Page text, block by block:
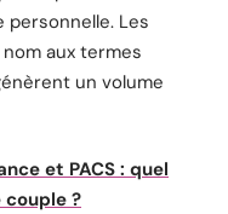
Les
aux termes
un volume
et PACS : quel
?